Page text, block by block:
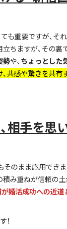
も重要ですが、
ちますが、その裏
勢や、 ちょっとした
、共感や驚きを共
相手を思
そのまま応用で
み重ねが信頼の土
婚活成功への近道
！